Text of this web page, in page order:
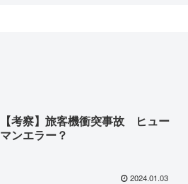
【考察】旅客機衝突事故 ヒュー
マンエラー？
2024.01.03